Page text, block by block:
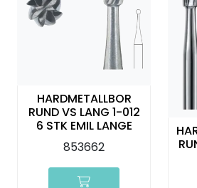
HARDMETALLBOR
RUND VS LANG 1-012
6 STK EMIL LANGE
853662
Kurs